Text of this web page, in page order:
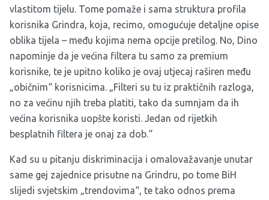
vlastitom tijelu. Tome pomaže i sama struktura profila
korisnika Grindra, koja, recimo, omogućuje detaljne opise
oblika tijela – među kojima nema opcije pretilog. No, Dino
napominje da je većina filtera tu samo za premium
korisnike, te je upitno koliko je ovaj utjecaj raširen među
„običnim“ korisnicima. „Filteri su tu iz praktičnih razloga,
no za većinu njih treba platiti, tako da sumnjam da ih
većina korisnika uopšte koristi. Jedan od rijetkih
besplatnih filtera je onaj za dob.“
Kad su u pitanju diskriminacija i omalovažavanje unutar
same gej zajednice prisutne na Grindru, po tome BiH
slijedi svjetskim „trendovima“, te tako odnos prema